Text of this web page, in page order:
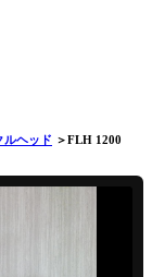
ルヘッド ＞FLH 1200